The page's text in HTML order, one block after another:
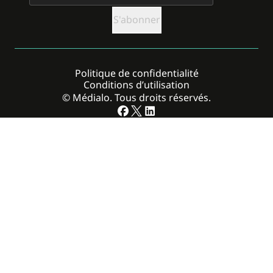
© Médialo. Tous droits réservés.
Politique de confidentialité
Conditions d’utilisation